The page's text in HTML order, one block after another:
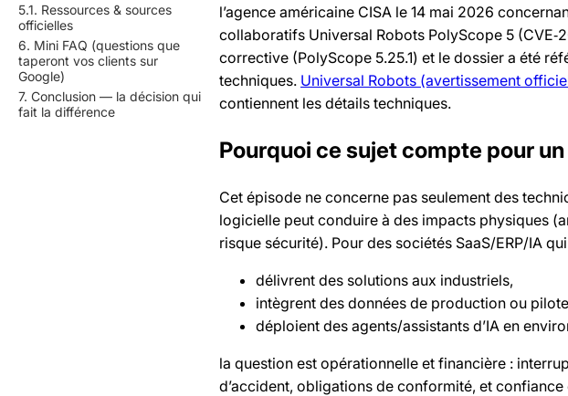
5.1. Ressources & sources
officielles
6. Mini FAQ (questions que
taperont vos clients sur
Google)
7. Conclusion — la décision qui
fait la différence
l’agence américaine CISA le 14 mai 2026
collaboratifs Universal Robots PolyScope 5
corrective (PolyScope 5.25.1) et le dossier a été
techniques. Universal Robots (avertissement
contiennent les détails techniques.
Pourquoi ce sujet compte pour
Cet épisode ne concerne pas seulement des
logicielle peut conduire à des impacts physiques
risque sécurité). Pour des sociétés SaaS/ERP/IA
délivrent des solutions aux industriels,
intègrent des données de production ou
déploient des agents/assistants d’IA en
la question est opérationnelle et financière :
d’accident, obligations de conformité, et confiance